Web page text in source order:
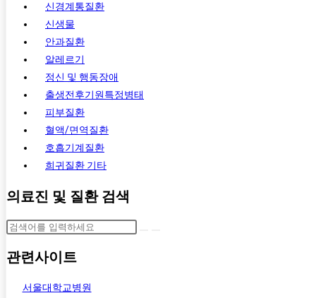
신경계통질환
신생물
안과질환
알레르기
정신 및 행동장애
출생전후기원특정병태
피부질환
혈액/면역질환
호흡기계질환
희귀질환 기타
의료진 및 질환 검색
관련사이트
서울대학교병원